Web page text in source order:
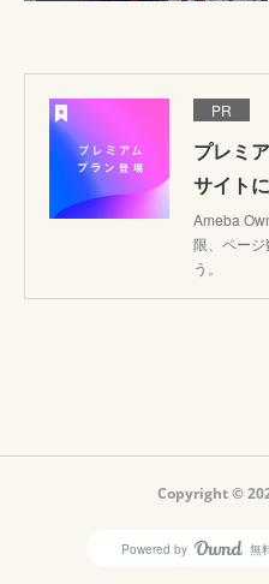
PR
プレミ
サイトに
Ameba
限、ペー
う。
Copyright ©
Powered by 無